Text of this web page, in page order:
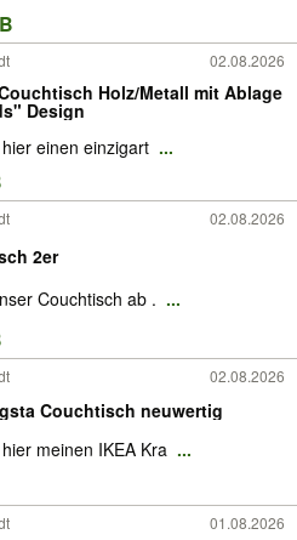
02.08.2026
Holz/Metall mit Ablage
Design
einen einzigart ...
02.08.2026
2er
Couchtisch ab . ...
02.08.2026
Couchtisch neuwertig
meinen IKEA Kra ...
01.08.2026